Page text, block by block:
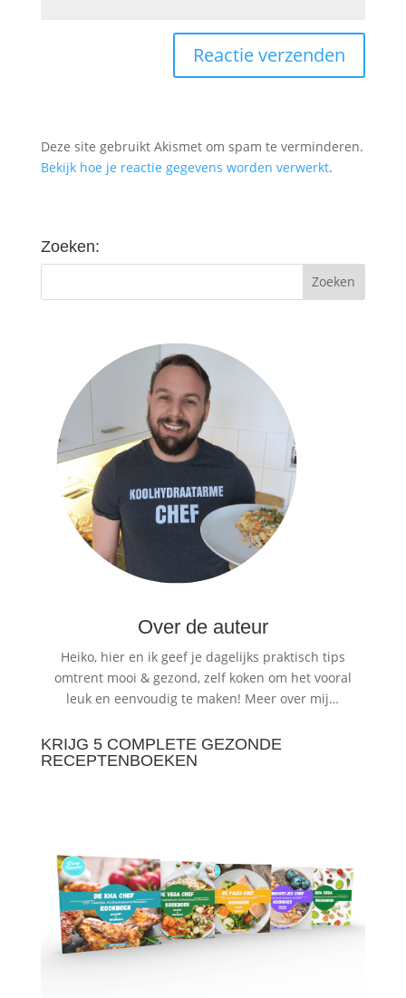
Deze site gebruikt Akismet om spam te verminderen.
Bekijk hoe je reactie gegevens worden verwerkt.
Zoeken:
Over de auteur
Heiko, hier en ik geef je dagelijks praktisch tips
omtrent mooi & gezond, zelf koken om het vooral
leuk en eenvoudig te maken! Meer over mij…
KRIJG 5 COMPLETE GEZONDE
RECEPTENBOEKEN